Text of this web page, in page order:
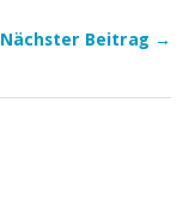
Nächster Beitrag →